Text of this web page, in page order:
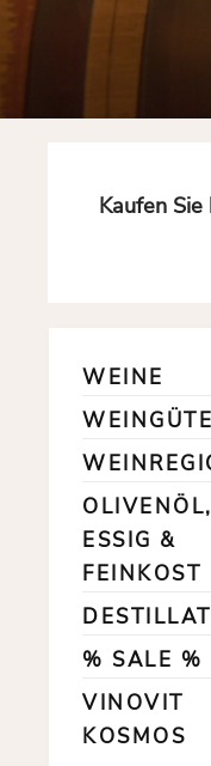
Kaufen
WEINE
OLIVENÖL,
ESSIG &
FEINKOST
% SALE %
VINOVIT
KOSMOS